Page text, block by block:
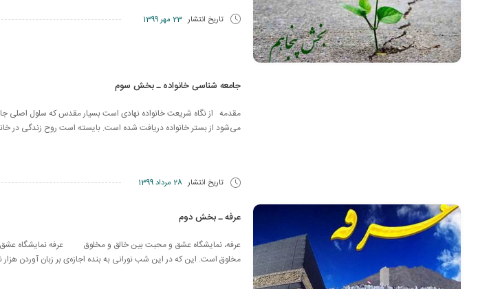
تاریخ انتشار 23 مهر 1399
جامعه شناسی خانواده ـ بخش سوم
مقدمه از نگاه شریعت خانواده نهادی است بسیار مقدس که سلول اصلی
می‌شود از بستر خانواده دریافت شده است. بایسته است روح زندگی در
تاریخ انتشار 28 مرداد 1399
عرفه ـ بخش دوم
عرفه، نمایشگاه عشق و محبت بین خالق و مخلوق عرفه نمایشگاه عشق
مخلوق است. ‌این كه در این شب نورانی به بنده اجازه‌ی بر زبان آوردن هزار